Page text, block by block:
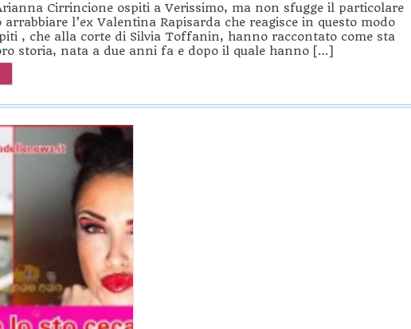
Cirrincione ospiti a Verissimo, ma non sfugge il particolare
l’ex Valentina Rapisarda che reagisce in questo modo
, che alla corte di Silvia Toffanin, hanno raccontato come sta
storia, nata a due anni fa e dopo il quale hanno […]